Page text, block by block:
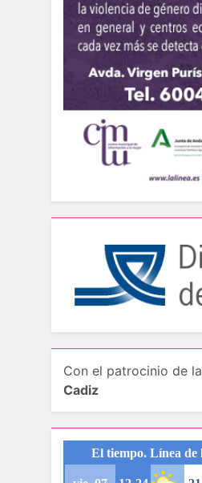
Con el patrocinio de la
Cadiz